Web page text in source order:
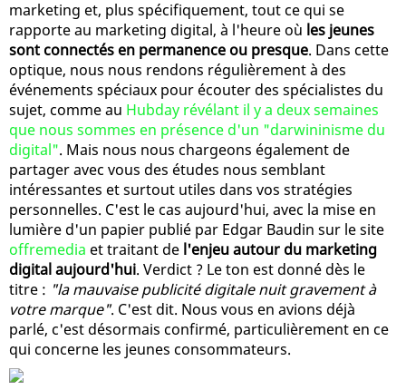
marketing et, plus spécifiquement, tout ce qui se
rapporte au marketing digital, à l'heure où les jeunes
sont connectés en permanence ou presque. Dans cette
optique, nous nous rendons régulièrement à des
événements spéciaux pour écouter des spécialistes du
sujet, comme au Hubday révélant il y a deux semaines
que nous sommes en présence d'un "darwininisme du
digital". Mais nous nous chargeons également de
partager avec vous des études nous semblant
intéressantes et surtout utiles dans vos stratégies
personnelles. C'est le cas aujourd'hui, avec la mise en
lumière d'un papier publié par Edgar Baudin sur le site
offremedia et traitant de l'enjeu autour du marketing
digital aujourd'hui. Verdict ? Le ton est donné dès le
titre : "la mauvaise publicité digitale nuit gravement à
votre marque". C'est dit. Nous vous en avions déjà
parlé, c'est désormais confirmé, particulièrement en ce
qui concerne les jeunes consommateurs.